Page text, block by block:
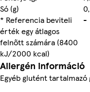
Só (g)
* Referencia beviteli
érték egy átlagos
felnőtt számára (8400
kJ/2000 kcal)
-
Allergén információ
Egyéb glutént